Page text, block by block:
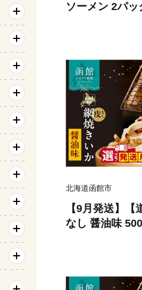
ソーメン 2パ
北海道函館市
【9月発送】
なし 醤油味
べる発送月 肉
カット済み 味
類 食品 冷凍